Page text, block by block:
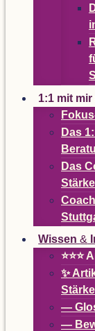
1:1 mit
Das
Das
Wis­sen&
⭐⭐⭐
✨
Stärke
—
—